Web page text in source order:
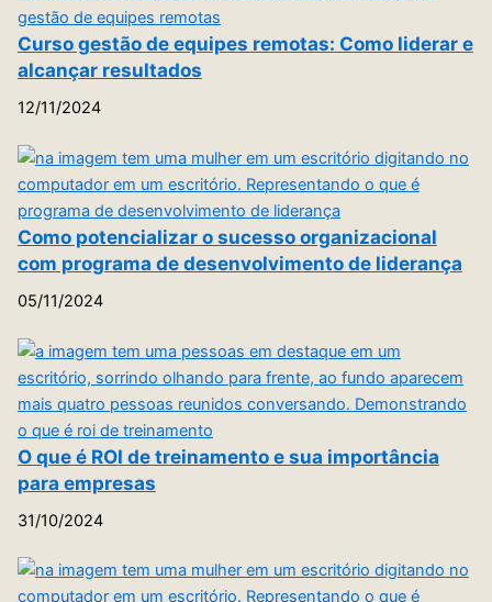
Curso gestão de equipes remotas: Como liderar e
alcançar resultados
12/11/2024
Como potencializar o sucesso organizacional
com programa de desenvolvimento de liderança
05/11/2024
O que é ROI de treinamento e sua importância
para empresas
31/10/2024